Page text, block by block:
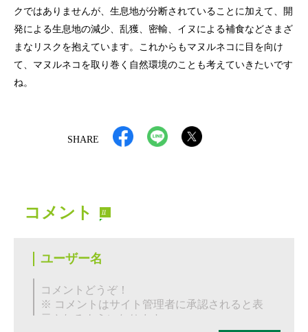
クではありませんが、生息地が分断されていることに加えて、開
発による生息地の減少、乱獲、密輸、イヌによる補食などさまざ
まなリスクを抱えています。これからもマヌルネコに目を向け
て、マヌルネコを取り巻く自然環境のことも考えていきたいです
ね。
SHARE
コメント 11